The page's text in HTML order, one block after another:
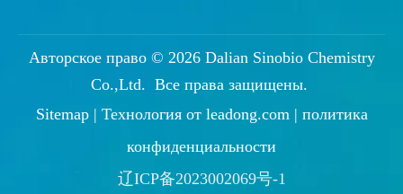
Авторское право © 2026Dalian Sinobio Chemistry
Co.,Ltd. Все права защищены.
Sitemap| Технология от leadong.com | политика
конфиденциальности
辽ICP备2023002069号-1